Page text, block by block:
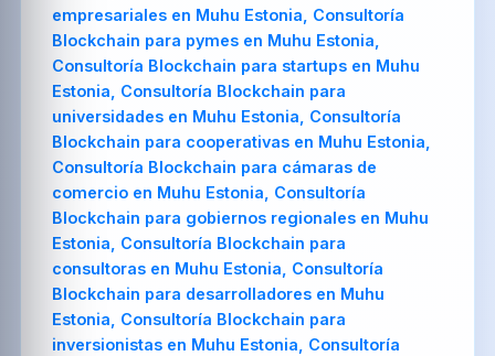
empresariales en Muhu Estonia, Consultoría
Blockchain para pymes en Muhu Estonia,
Consultoría Blockchain para startups en Muhu
Estonia, Consultoría Blockchain para
universidades en Muhu Estonia, Consultoría
Blockchain para cooperativas en Muhu Estonia,
Consultoría Blockchain para cámaras de
comercio en Muhu Estonia, Consultoría
Blockchain para gobiernos regionales en Muhu
Estonia, Consultoría Blockchain para
consultoras en Muhu Estonia, Consultoría
Blockchain para desarrolladores en Muhu
Estonia, Consultoría Blockchain para
inversionistas en Muhu Estonia, Consultoría